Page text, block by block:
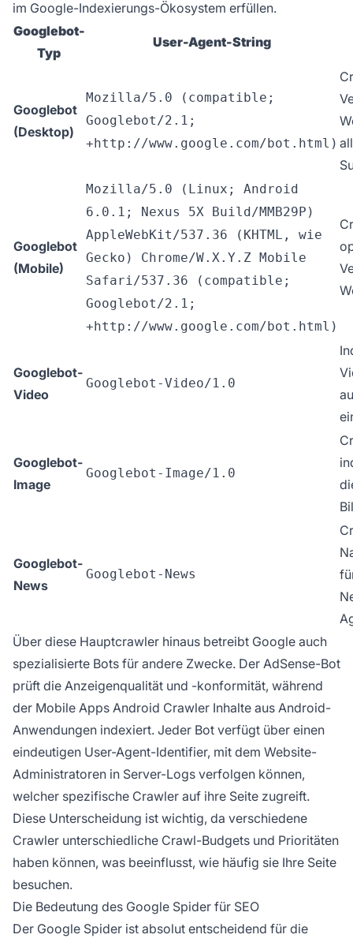
im Google-Indexierungs-Ökosystem erfüllen.
Googlebot-
Typ
User-Agent-String
Googlebot
(Desktop)
Mozilla/5.0 (compatible;
Googlebot/2.1;
+http://www.google.com/bot.html)
Googlebot
(Mobile)
Mozilla/5.0 (Linux; Android
6.0.1; Nexus 5X Build/MMB29P)
AppleWebKit/537.36 (KHTML, wie
Gecko) Chrome/W.X.Y.Z Mobile
Safari/537.36 (compatible;
Googlebot/2.1;
+http://www.google.com/bot.html)
Googlebot-
Video
Googlebot-Video/1.0
Googlebot-
Image
Googlebot-Image/1.0
Googlebot-
News
Googlebot-News
Über diese Hauptcrawler hinaus betreibt Google auch
spezialisierte Bots für andere Zwecke. Der AdSense-Bot
prüft die Anzeigenqualität und -konformität, während
der Mobile Apps Android Crawler Inhalte aus Android-
Anwendungen indexiert. Jeder Bot verfügt über einen
eindeutigen User-Agent-Identifier, mit dem Website-
Administratoren in Server-Logs verfolgen können,
welcher spezifische Crawler auf ihre Seite zugreift.
Diese Unterscheidung ist wichtig, da verschiedene
Crawler unterschiedliche Crawl-Budgets und Prioritäten
haben können, was beeinflusst, wie häufig sie Ihre Seite
besuchen.
Die Bedeutung des Google Spider für SEO
Der Google Spider ist absolut entscheidend für die